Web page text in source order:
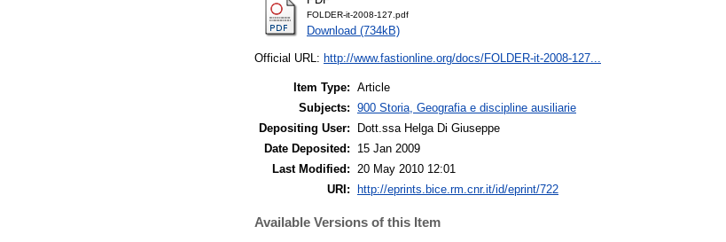
FOLDER-it-2008-127.pdf
Download (734kB)
Official URL: http://www.fastionline.org/docs/FOLDER-it-2008-127...
Item Type: Article
Subjects: 900 Storia, Geografia e discipline ausiliarie
Depositing User:
Dott.ssa Helga Di Giuseppe
Date Deposited:
15 Jan 2009
Last Modified: 20 May 2010 12:01
URI:
http://eprints.bice.rm.cnr.it/id/eprint/722
Available Versions of this Item